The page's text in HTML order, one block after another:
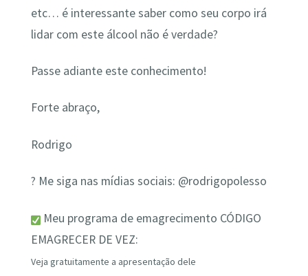
etc… é interessante saber como seu corpo irá
lidar com este álcool não é verdade?
Passe adiante este conhecimento!
Forte abraço,
Rodrigo
? Me siga nas mídias sociais: @rodrigopolesso
Meu programa de emagrecimento CÓDIGO
EMAGRECER DE VEZ:
Veja gratuitamente a apresentação dele